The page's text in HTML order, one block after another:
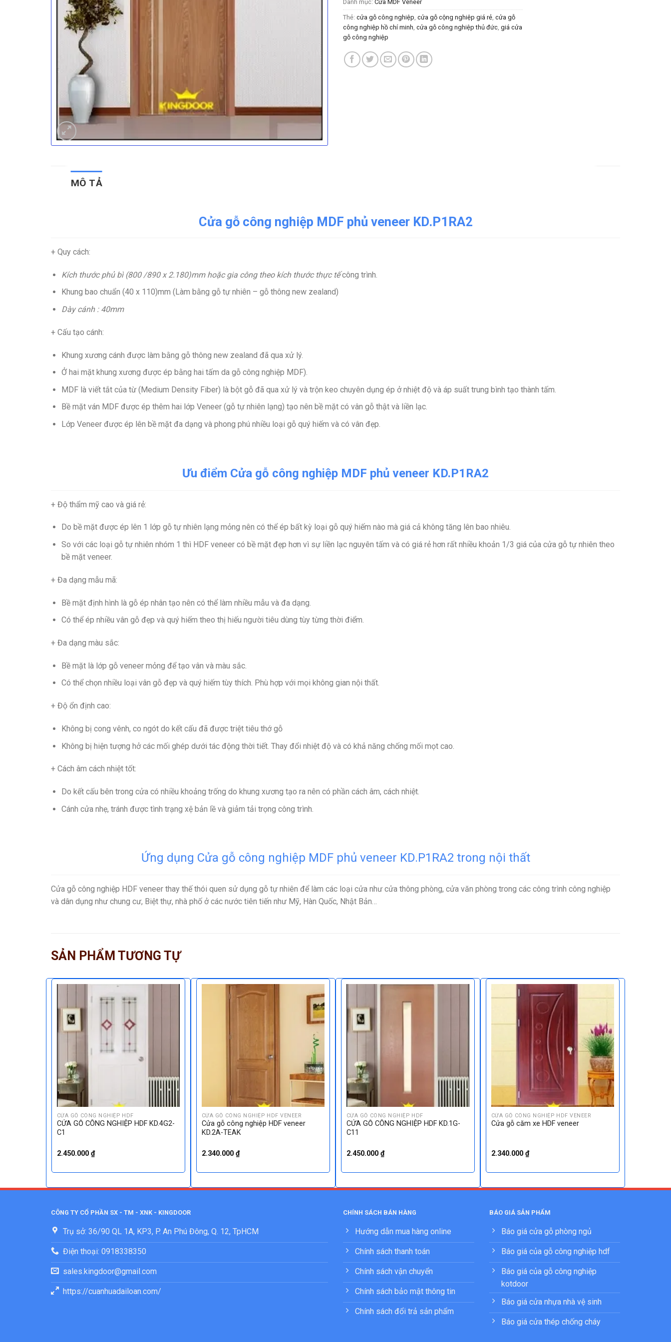
Danh mục: Cửa MDF Veneer
Thẻ: cửa gỗ công nghiệp cửa gỗ cộng nghiệp giá rẻ cửa gỗ
công nghiệp hồ chí minh cửa gỗ công nghiệp thủ đức giá cửa
gỗ công nghiệp
MÔ TẢ
Cửa gỗ công nghiệp MDF phủ veneer KD.P1RA2
+ Quy cách:
Kích thước phủ bì (800 /890 x 2.180)mm hoặc gia công theo kích thước thực tếcông trình.
Khung bao chuẩn (40 x 110)mm (Làm bằng gỗ tự nhiên – gỗ thông new zealand)
Dày cánh : 40mm
+ Cấu tạo cánh:
Khung xương cánh được làm bằng gỗ thông new zealand đã qua xử lý.
Ở hai mặt khung xương được ép bằng hai tấm da gỗ công nghiệp MDF).
MDFlà viết tắt của từ (Medium Density Fiber) là bột gỗ đã qua xử lý và trộn keo chuyên dụng ép ở nhiệt độ và áp suất trung bình tạo thành tấm.
Bề mặt ván MDF được ép thêm hai lớp Veneer (gỗ tự nhiên lạng) tạo nên bề mặt có vân gỗ thật và liền lạc.
Lớp Veneer được ép lên bề mặt đa dạng và phong phú nhiều loại gỗ quý hiếm và có vân đẹp.
Ưu điểm Cửa gỗ công nghiệp MDF phủ veneer KD.P1RA2
+ Độ thẩm mỹ cao và giá rẻ:
Do bề mặt được ép lên 1 lớp gỗ tự nhiên lạng mỏng nên có thể ép bất kỳ loại gỗ quý hiếm nào mà giá cả không tăng lên bao nhiêu.
So với các loại gỗ tự nhiên nhóm 1 thì HDF veneer có bề mặt đẹp hơn vì sự liền lạc nguyên tấm và có giá rẻ hơn rất nhiều khoản 1/3 giá của cửa gỗ tự nhiên theo
bề mặt veneer.
+ Đa dạng mẫu mã:
Bề mặt định hình là gỗ ép nhân tạo nên có thể làm nhiều mẫu và đa dạng.
Có thể ép nhiều vân gỗ đẹp và quý hiếm theo thị hiếu người tiêu dùng tùy từng thời điểm.
+ Đa dạng màu sắc:
Bề mặt là lớp gỗ veneer mỏng để tạo vân và màu sắc.
Có thể chọn nhiều loại vân gỗ đẹp và quý hiếm tùy thích. Phù hợp với mọi không gian nội thất.
+ Độ ổn định cao:
Không bị cong vênh, co ngót do kết cấu đã được triệt tiêu thớ gỗ
Không bị hiện tượng hở các mối ghép dưới tác động thời tiết. Thay đổi nhiệt độ và có khả năng chống mối mọt cao.
+ Cách âm cách nhiệt tốt:
Do kết cấu bên trong cửa có nhiều khoảng trống do khung xương tạo ra nên có phần cách âm, cách nhiệt.
Cánh cửa nhẹ, tránh được tình trạng xệ bản lề và giảm tải trọng công trình.
Ứng dụng Cửa gỗ công nghiệp MDF phủ veneer KD.P1RA2 trong nội thất
Cửa gỗ công nghiệp HDF veneer thay thế thói quen sử dụng gỗ tự nhiên để làm các loại cửa như cửa thông phòng, cửa văn phòng trong các công trình công nghiệp
và dân dụng như chung cư, Biệt thự, nhà phố ở các nước tiên tiến như Mỹ, Hàn Quốc, Nhật Bản…
SẢN PHẨM TƯƠNG TỰ
CỬA GỖ CÔNG NGHIỆP HDF
CỬA GỖ CÔNG NGHIỆP HDF KD.4G2-
C1
2.450.000 ₫
CỬA GỖ CÔNG NGHIỆP HDF VENEER
Cửa gỗ công nghiệp HDF veneer
KD.2A-TEAK
2.340.000 ₫
CỬA GỖ CÔNG NGHIỆP HDF
CỬA GỖ CÔNG NGHIỆP HDF KD.1G-
C11
2.450.000 ₫
CỬA GỖ CÔNG NGHIỆP HDF VENEER
Cửa gỗ căm xe HDF veneer
2.340.000 ₫
CÔNG TY CỔ PHẦN SX - TM - XNK - KINGDOOR
Trụ sở: 36/90 QL 1A, KP3, P. An Phú Đông, Q. 12, TpHCM
Điện thoại: 0918338350
sales.kingdoor@gmail.com
https://cuanhuadailoan.com/
CHÍNH SÁCH BÁN HÀNG
Hướng dẫn mua hàng online
Chính sách thanh toán
Chính sách vận chuyển
Chính sách bảo mật thông tin
Chính sách đổi trả sản phẩm
BÁO GIÁ SẢN PHẨM
Báo giá cửa gỗ phòng ngủ
Báo giá của gỗ công nghiệp hdf
Báo giá của gỗ công nghiệp
kotdoor
Báo giá cửa nhựa nhà vệ sinh
Báo giá cửa thép chống cháy